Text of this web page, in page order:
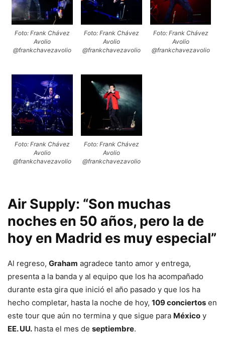
Foto: Frank Chávez
Avolio
@frankchavezavolio
Foto: Frank Chávez
Avolio
@frankchavezavolio
Foto: Frank Chávez
Avolio
@frankchavezavolio
Foto: Frank Chávez
Avolio
@frankchavezavolio
Foto: Frank Chávez
Avolio
@frankchavezavolio
Air Supply: “Son muchas
noches en 50 años, pero la de
hoy en Madrid es muy especial”
Al regreso, Graham agradece tanto amor y entrega,
presenta a la banda y al equipo que los ha acompañado
durante esta gira que inició el año pasado y que los ha
hecho completar, hasta la noche de hoy, 109 conciertos en
este tour que aún no termina y que sigue para México y
EE. UU. hasta el mes de septiembre.